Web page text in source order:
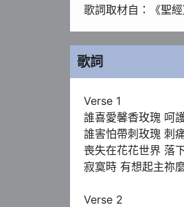
歌詞取材自：《聖
歌詞
Verse 1
誰喜愛馨香玫瑰 呵
誰害怕帶刺玫瑰 刺
喪失在花花世界 落
寂寞時 有想起主祢
Verse 2